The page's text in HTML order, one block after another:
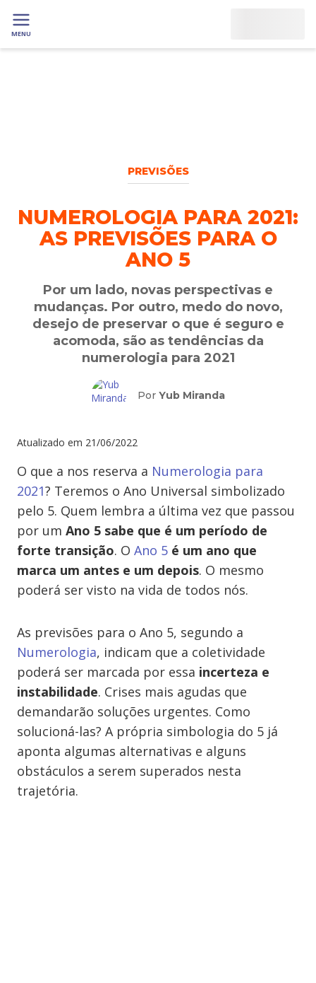
MENU
PREVISÕES
NUMEROLOGIA PARA 2021:
AS PREVISÕES PARA O
ANO 5
Por um lado, novas perspectivas e
mudanças. Por outro, medo do novo,
desejo de preservar o que é seguro e
acomoda, são as tendências da
numerologia para 2021
Por Yub Miranda
Atualizado em 21/06/2022
O que a nos reserva a Numerologia para
2021? Teremos o Ano Universal simbolizado
pelo 5. Quem lembra a última vez que passou
por um Ano 5 sabe que é um período de
forte transição. O Ano 5 é um ano que
marca um antes e um depois. O mesmo
poderá ser visto na vida de todos nós.
As previsões para o Ano 5, segundo a
Numerologia, indicam que a coletividade
poderá ser marcada por essa incerteza e
instabilidade. Crises mais agudas que
demandarão soluções urgentes. Como
solucioná-las? A própria simbologia do 5 já
aponta algumas alternativas e alguns
obstáculos a serem superados nesta
trajetória.